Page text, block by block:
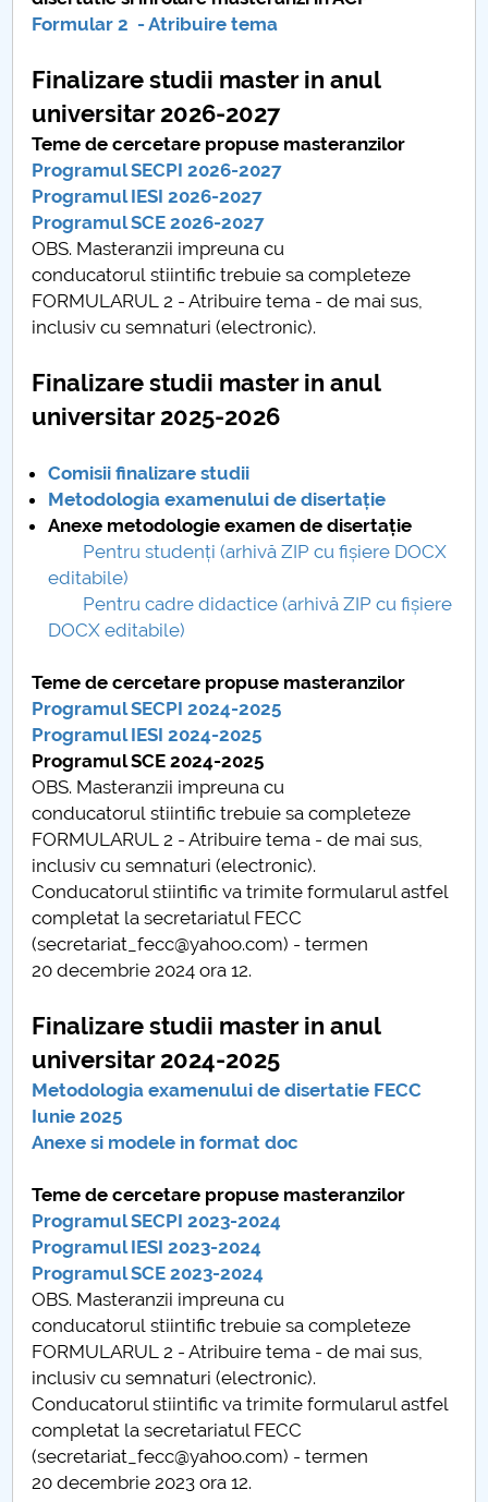
Admission
Români de pretutindeni - ADMITERE
Senate
Faculties
Studenți
Ghiduri pentru STUDENȚI
Public relations
International Relations
PNRR
Proiect(PRIM STUD)
Proiect SU-ETIC
Personal data protection
UPIT for the community
IOSUD/CSUD – PhD studies
Comisie de etica unversitară
Evenimente CUP
Accesibilitate pentru studenții cu dizabilități
privind implementarea Planului Operațional 2020-
2024
Parteneri CUP
Chestionar angajabilitate ALUMNI – UPB
CAR2026
MENIU CANTINA
Informatii pentru studenti
Finalizare studii licenta
Finalizare studii master
Formular 2 - Atribuire tema
Finalizare studii master in anul
universitar 2026-2027
Teme de cercetare propuse masteranzilor
Programul SECPI 2026-2027
Programul IESI 2026-2027
Programul SCE 2026-2027
OBS. Masteranzii impreuna cu
conducatorul stiintific trebuie sa completeze
FORMULARUL 2 - Atribuire tema - de mai sus,
inclusiv cu semnaturi (electronic).
Finalizare studii master in anul
universitar 2025-2026
Comisii finalizare studii
Metodologia examenului de disertație
Anexe metodologie examen de disertație
Pentru studenți (arhivă ZIP cu fișiere DOCX
editabile)
Pentru cadre didactice (arhivă ZIP cu fișiere
DOCX editabile)
Teme de cercetare propuse masteranzilor
Programul SECPI 2024-2025
Programul IESI 2024-2025
Programul SCE 2024-2025
OBS. Masteranzii impreuna cu
conducatorul stiintific trebuie sa completeze
FORMULARUL 2 - Atribuire tema - de mai sus,
inclusiv cu semnaturi (electronic).
Conducatorul stiintific va trimite formularul astfel
completat la secretariatul FECC
(secretariat_fecc@yahoo.com) - termen
20 decembrie 2024 ora 12.
Finalizare studii master in anul
universitar 2024-2025
Metodologia examenului de disertatie FECC
Iunie 2025
Anexe si modele in format doc
Teme de cercetare propuse masteranzilor
Programul SECPI 2023-2024
Programul IESI 2023-2024
Programul SCE 2023-2024
OBS. Masteranzii impreuna cu
conducatorul stiintific trebuie sa completeze
FORMULARUL 2 - Atribuire tema - de mai sus,
inclusiv cu semnaturi (electronic).
Conducatorul stiintific va trimite formularul astfel
completat la secretariatul FECC
(secretariat_fecc@yahoo.com) - termen
20 decembrie 2023 ora 12.